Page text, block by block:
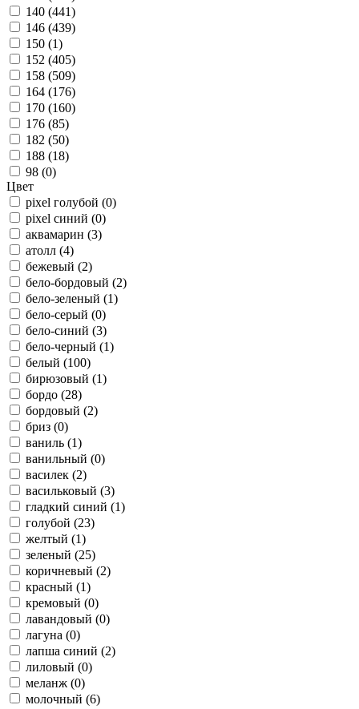
140 (441)
146 (439)
150 (1)
152 (405)
158 (509)
164 (176)
170 (160)
176 (85)
182 (50)
188 (18)
98 (0)
Цвет
pixel голубой (0)
pixel синий (0)
аквамарин (3)
атолл (4)
бежевый (2)
бело-бордовый (2)
бело-зеленый (1)
бело-серый (0)
бело-синий (3)
бело-черный (1)
белый (100)
бирюзовый (1)
бордо (28)
бордовый (2)
бриз (0)
ваниль (1)
ванильный (0)
василек (2)
васильковый (3)
гладкий синий (1)
голубой (23)
желтый (1)
зеленый (25)
коричневый (2)
красный (1)
кремовый (0)
лавандовый (0)
лагуна (0)
лапша синий (2)
лиловый (0)
меланж (0)
молочный (6)